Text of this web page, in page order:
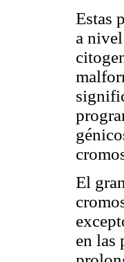
Estas
a
El
en las